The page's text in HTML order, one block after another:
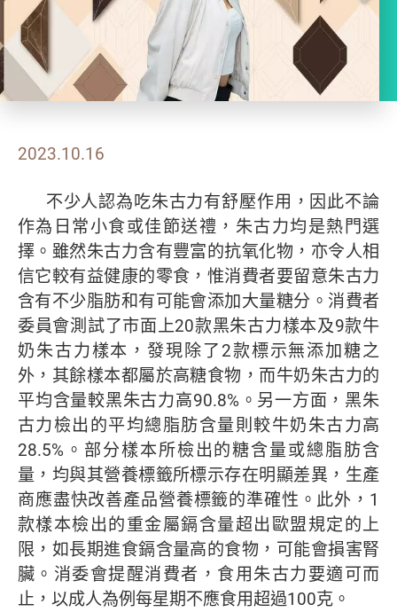
2023.10.16
不少人認為吃朱古力有舒壓作用，因此不論
作為日常小食或佳節送禮，朱古力均是熱門選
擇。雖然朱古力含有豐富的抗氧化物，亦令人相
信它較有益健康的零食，惟消費者要留意朱古力
含有不少脂肪和有可能會添加大量糖分。消費者
委員會測試了市面上20款黑朱古力樣本及9款牛
奶朱古力樣本，發現除了2款標示無添加糖之
外，其餘樣本都屬於高糖食物，而牛奶朱古力的
平均含量較黑朱古力高90.8%。另一方面，黑朱
古力檢出的平均總脂肪含量則較牛奶朱古力高
28.5%。部分樣本所檢出的糖含量或總脂肪含
量，均與其營養標籤所標示存在明顯差異，生產
商應盡快改善產品營養標籤的準確性。此外，1
款樣本檢出的重金屬鎘含量超出歐盟規定的上
限，如長期進食鎘含量高的食物，可能會損害腎
臟。消委會提醒消費者，食用朱古力要適可而
止，以成人為例每星期不應食用超過100克。